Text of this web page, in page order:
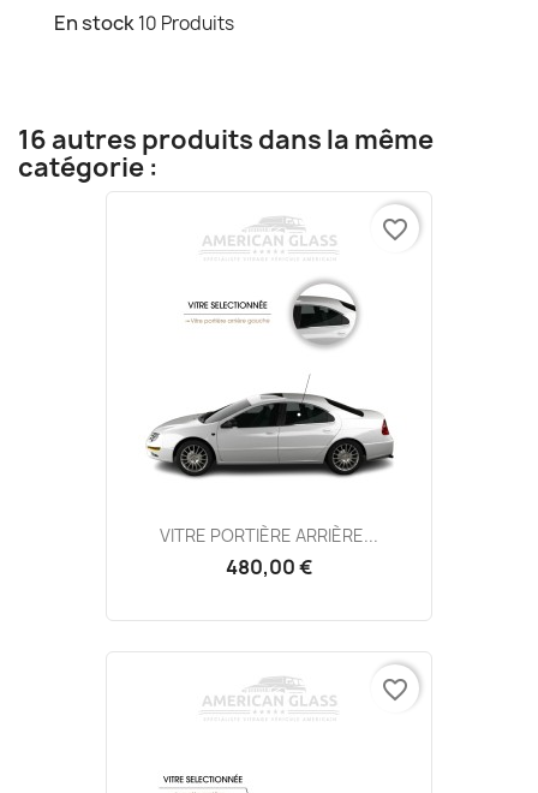
En stock10 Produits
16 autres produits dans la même
catégorie :
VITRE PORTIÈRE ARRIÈRE...
480,00 €
favorite_border
favorite_border